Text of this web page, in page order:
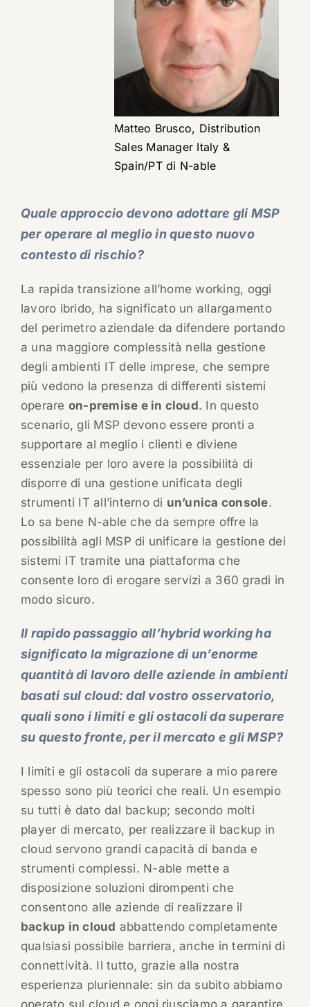
Matteo Brusco, Distribution
Sales Manager Italy &
Spain/PT di N-able
Quale approccio devono adottare gli MSP
per operare al meglio in questo nuovo
contesto di rischio?
La rapida transizione all’home working, oggi
lavoro ibrido, ha significato un allargamento
del perimetro aziendale da difendere portando
a una maggiore complessità nella gestione
degli ambienti IT delle imprese, che sempre
più vedono la presenza di differenti sistemi
operare on-premise e in cloud. In questo
scenario, gli MSP devono essere pronti a
supportare al meglio i clienti e diviene
essenziale per loro avere la possibilità di
disporre di una gestione unificata degli
strumenti IT all’interno di un’unica console.
Lo sa bene N-able che da sempre offre la
possibilità agli MSP di unificare la gestione dei
sistemi IT tramite una piattaforma che
consente loro di erogare servizi a 360 gradi in
modo sicuro.
Il rapido passaggio all’hybrid working ha
significato la migrazione di un’enorme
quantità di lavoro delle aziende in ambienti
basati sul cloud: dal vostro osservatorio,
quali sono i limiti e gli ostacoli da superare
su questo fronte, per il mercato e gli MSP?
I limiti e gli ostacoli da superare a mio parere
spesso sono più teorici che reali. Un esempio
su tutti è dato dal backup; secondo molti
player di mercato, per realizzare il backup in
cloud servono grandi capacità di banda e
strumenti complessi. N-able mette a
disposizione soluzioni dirompenti che
consentono alle aziende di realizzare il
backup in cloud abbattendo completamente
qualsiasi possibile barriera, anche in termini di
connettività. Il tutto, grazie alla nostra
esperienza pluriennale: sin da subito abbiamo